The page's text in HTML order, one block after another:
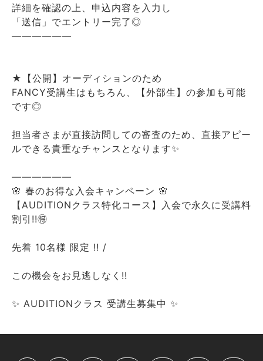
詳細を確認の上、申込内容を入力し
「送信」でエントリー完了◎
――――――
★【公開】オーディションのため
FANCY受講生はもちろん、【外部生】の参加も可能
です◎
担当者さまが直接訪問しての審査のため、直接アピー
ルできる貴重なチャンスとなります✨
――――――
🌸 春のお得な入会キャンペーン 🌸
【AUDITIONクラス特化コース】入会で永久に受講料
割引!!🉐
先着 10名様 限定 !! /
この機会をお見逃しなく!!
✨ AUDITIONクラス 受講生募集中 ✨